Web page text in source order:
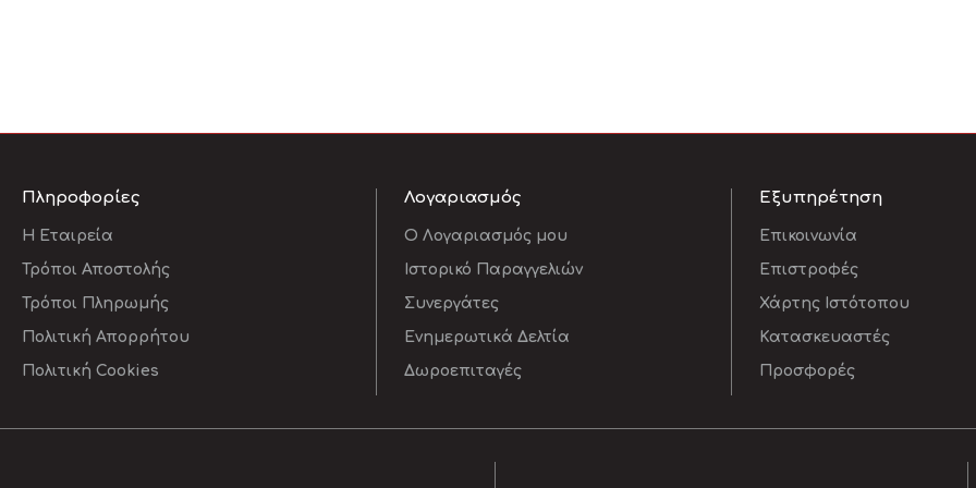
Πληροφορίες
Η Εταιρεία
Τρόποι Αποστολής
Τρόποι Πληρωμής
Πολιτική Απορρήτου
Πολιτική Cookies
Λογαριασμός
O Λογαριασμός μου
Ιστορικό Παραγγελιών
Συνεργάτες
Ενημερωτικά Δελτία
Δωροεπιταγές
Εξυπηρέτηση
Επικοινωνία
Επιστροφές
Χάρτης Ιστότοπου
Κατασκευαστές
Προσφορές